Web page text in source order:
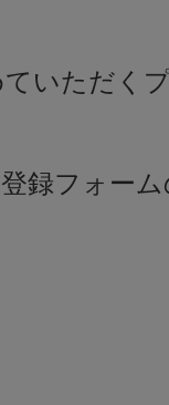
いただく
録フォーム